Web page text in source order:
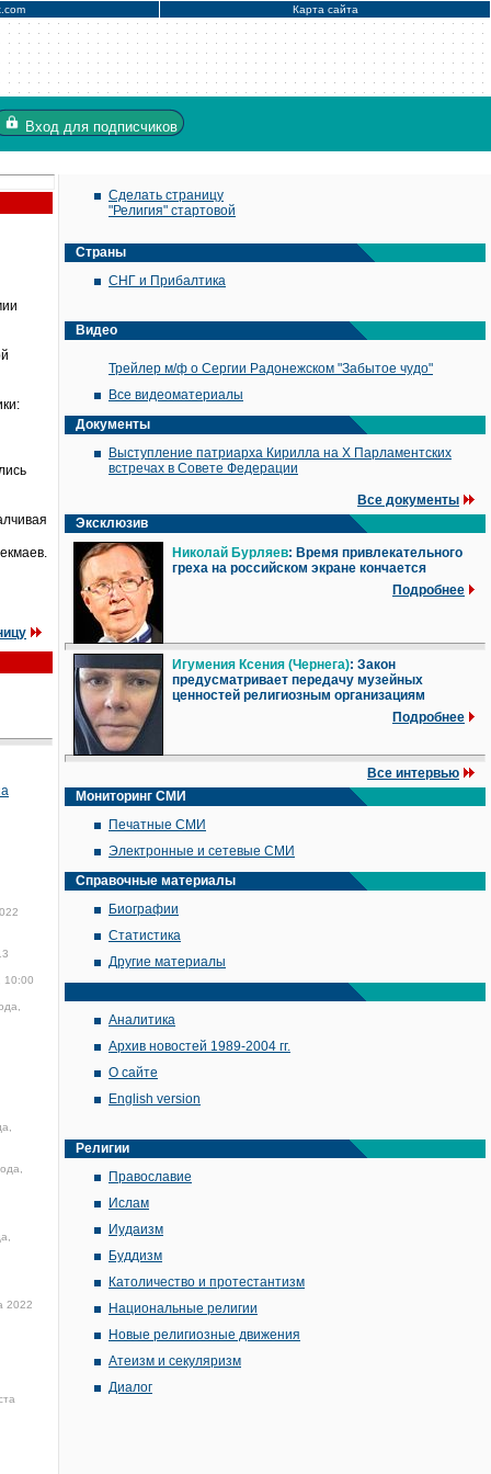
Карта сайта
Вход для подписчиков
10:00
2022
Сделать страницу
"Религия" стартовой
Страны
СНГ и Прибалтика
Видео
Трейлер м/ф о Сергии Радонежском "Забытое чудо"
Все видеоматериалы
Документы
Выступление патриарха Кирилла на X Парламентских
встречах в Совете Федерации
Все документы
Эксклюзив
Николай Бурляев: Время привлекательного
греха на российском экране кончается
Подробнее
Игумения Ксения (Чернега): Закон
предусматривает передачу музейных
ценностей религиозным организациям
Подробнее
Все интервью
Мониторинг СМИ
Печатные СМИ
Электронные и сетевые СМИ
Справочные материалы
Биографии
Статистика
Другие материалы
Аналитика
Архив новостей 1989-2004 гг.
О сайте
English version
Религии
Православие
Ислам
Иудаизм
Буддизм
Католичество и протестантизм
Национальные религии
Новые религиозные движения
Атеизм и секуляризм
Диалог